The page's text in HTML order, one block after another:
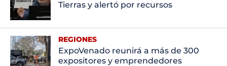
Tierras y alertó por recursos
REGIONES
ExpoVenado reunirá a más de 300
expositores y emprendedores